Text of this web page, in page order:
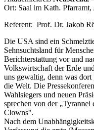
Ort: Saal im Kath.
Referent: Prof. Dr. Jakob
Die USA sind ein
Sehnsuchtsland für
Berichterstattung vor und
Volkswirtschaft der Erde
uns gewaltig, denn was dort
die Welt. Die
Wahlsiegers und neuen
sprechen von der
Clowns".
Nach dem